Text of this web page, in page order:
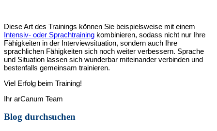
Diese Art des Trainings können Sie beispielsweise mit einem
Intensiv- oder Sprachtraining kombinieren, sodass nicht nur Ihre
Fähigkeiten in der Interviewsituation, sondern auch Ihre
sprachlichen Fähigkeiten sich noch weiter verbessern. Sprache
und Situation lassen sich wunderbar miteinander verbinden und
bestenfalls gemeinsam trainieren.
Viel Erfolg beim Training!
Ihr arCanum Team
Blog durchsuchen